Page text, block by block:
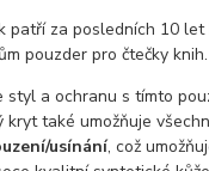
patří za posledních 10 let
pouzder pro čtečky knih.
styl a ochranu s tímto
kryt také umožňuje
usínání, což